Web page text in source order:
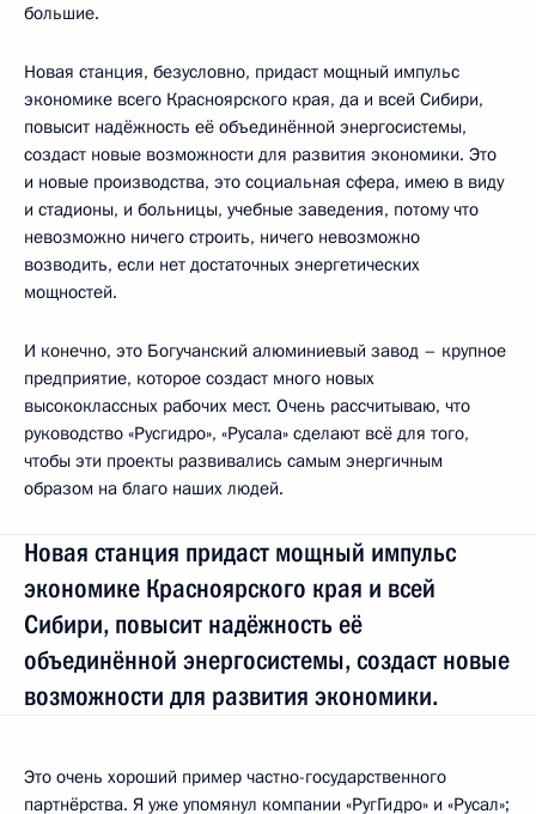
большие.
Новая станция, безусловно, придаст мощный импульс
экономике всего Красноярского края, да и всей Сибири,
повысит надёжность её объединённой энергосистемы,
создаст новые возможности для развития экономики. Это
и новые производства, это социальная сфера, имею в виду
и стадионы, и больницы, учебные заведения, потому что
невозможно ничего строить, ничего невозможно
возводить, если нет достаточных энергетических
мощностей.
И конечно, это Богучанский алюминиевый завод – крупное
предприятие, которое создаст много новых
высококлассных рабочих мест. Очень рассчитываю, что
руководство «Русгидро», «Русала» сделают всё для того,
чтобы эти проекты развивались самым энергичным
образом на благо наших людей.
Новая станция придаст мощный импульс
экономике Красноярского края и всей
Сибири, повысит надёжность её
объединённой энергосистемы, создаст новые
возможности для развития экономики.
Это очень хороший пример частно-государственного
партнёрства. Я уже упомянул компании «РугГидро» и «Русал»;